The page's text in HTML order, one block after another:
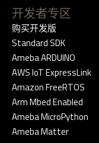
开发者专区
购买开发版
Standard SDK
Ameba ARDUINO
AWS IoT ExpressLink
Amazon FreeRTOS
Arm Mbed Enabled
Ameba MicroPython
Ameba Matter